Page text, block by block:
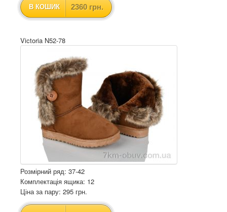
В КОШИК 2360 грн.
Victoria N52-78
Розмірний ряд: 37-42
Комплектація ящика: 12
Ціна за пару: 295 грн.